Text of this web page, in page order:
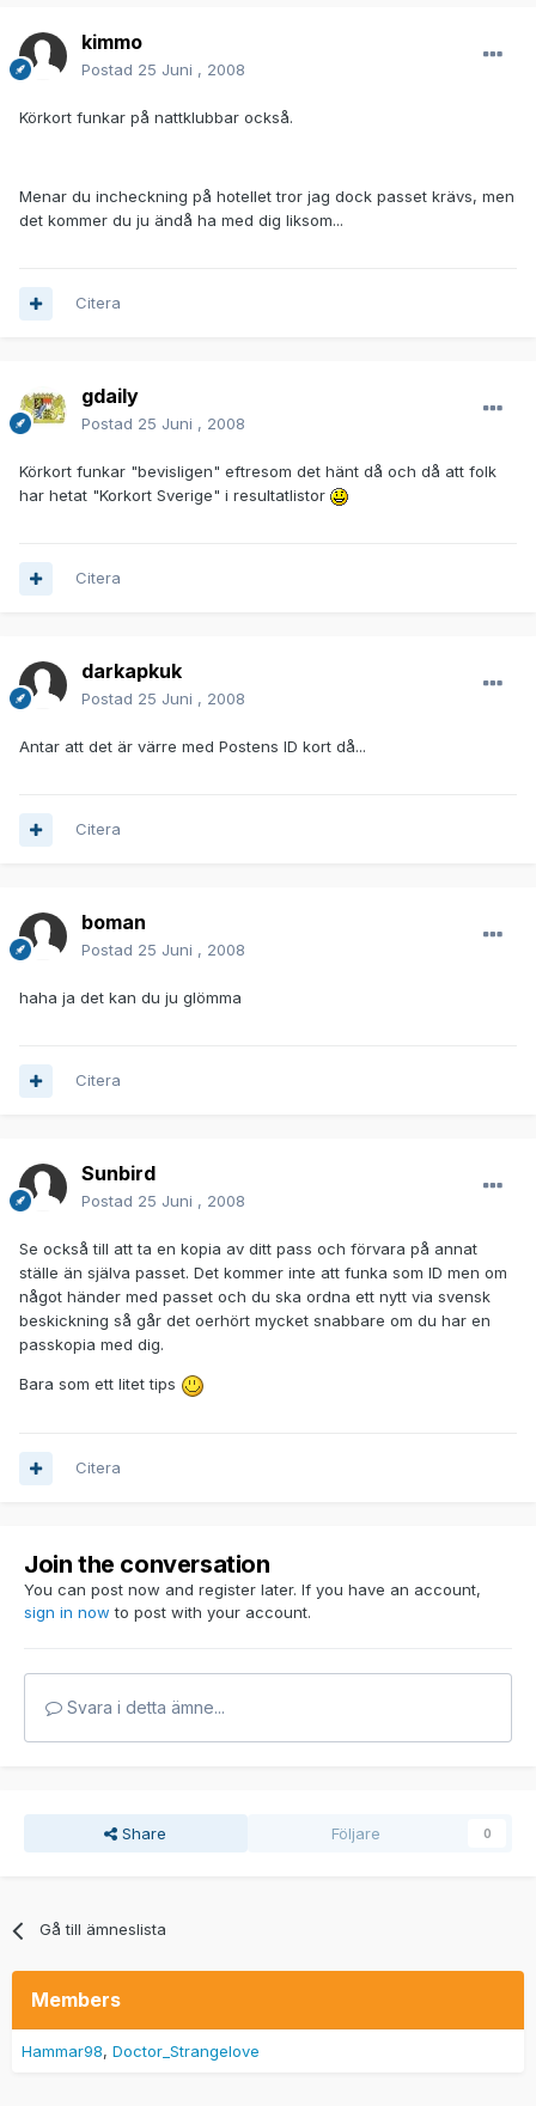
kimmo
Postad 25 Juni , 2008
Körkort funkar på nattklubbar också.
Menar du incheckning på hotellet tror jag dock passet krävs, men
det kommer du ju ändå ha med dig liksom...
Citera
gdaily
Postad 25 Juni , 2008
Körkort funkar "bevisligen" eftresom det hänt då och då att folk
har hetat "Korkort Sverige" i resultatlistor
Citera
darkapkuk
Postad 25 Juni , 2008
Antar att det är värre med Postens ID kort då...
Citera
boman
Postad 25 Juni , 2008
haha ja det kan du ju glömma
Citera
Sunbird
Postad 25 Juni , 2008
Se också till att ta en kopia av ditt pass och förvara på annat
ställe än själva passet. Det kommer inte att funka som ID men om
något händer med passet och du ska ordna ett nytt via svensk
beskickning så går det oerhört mycket snabbare om du har en
passkopia med dig.
Bara som ett litet tips
Citera
Join the conversation
You can post now and register later. If you have an account,
sign in now to post with your account.
Svara i detta ämne...
Share Följare 0
Gå till ämneslista
Members
Hammar98 Doctor_Strangelove